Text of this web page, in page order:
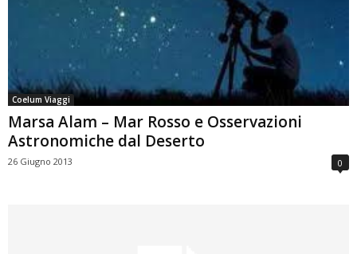
Coelum Viaggi
Marsa Alam – Mar Rosso e Osservazioni
Astronomiche dal Deserto
26 Giugno 2013 0